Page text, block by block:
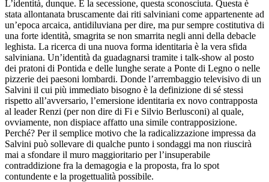
L’identità, dunque. E la secessione, questa sconosciuta. Questa è
stata allontanata bruscamente dai riti salviniani come appartenente ad
un’epoca arcaica, antidiluviana per dire, ma pur sempre costitutiva di
una forte identità, smagrita se non smarrita negli anni della debacle
leghista. La ricerca di una nuova forma identitaria è la vera sfida
salviniana. Un’identità da guadagnarsi tramite i talk-show al posto
dei pratoni di Pontida e delle lunghe serate a Ponte di Legno o nelle
pizzerie dei paesoni lombardi. Donde l’arrembaggio televisivo di un
Salvini il cui più immediato bisogno è la definizione di sé stessi
rispetto all’avversario, l’emersione identitaria ex novo contrapposta
al leader Renzi (per non dire di Fi e Silvio Berlusconi) al quale,
ovviamente, non dispiace affatto una simile contrapposizione.
Perché? Per il semplice motivo che la radicalizzazione impressa da
Salvini può sollevare di qualche punto i sondaggi ma non riuscirà
mai a sfondare il muro maggioritario per l’insuperabile
contraddizione fra la demagogia e la proposta, fra lo spot
contundente e la progettualità possibile.